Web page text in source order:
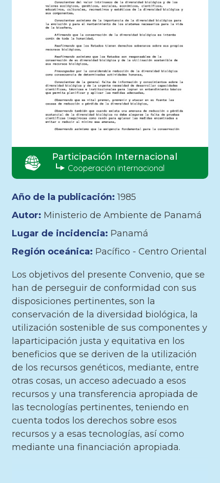
Participación Internacional
Cooperación internacional
Año de la publicación:1985
Autor: Ministerio de Ambiente de Panamá
Lugar de incidencia: Panamá
Región oceánica: Pacífico - Centro Oriental
Los objetivos del presente Convenio, que se
han de perseguir de conformidad con sus
disposiciones pertinentes, son la
conservación de la diversidad biológica, la
utilización sostenible de sus componentes y
laparticipación justa y equitativa en los
beneficios que se deriven de la utilización
de los recursos genéticos, mediante, entre
otras cosas, un acceso adecuado a esos
recursos y una transferencia apropiada de
las tecnologías pertinentes, teniendo en
cuenta todos los derechos sobre esos
recursos y a esas tecnologías, así como
mediante una financiación apropiada.